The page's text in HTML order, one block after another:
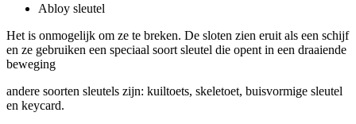
Abloy sleutel
Het is onmogelijk om ze te breken. De sloten zien eruit als een schijf
en ze gebruiken een speciaal soort sleutel die opent in een draaiende
beweging
andere soorten sleutels zijn: kuiltoets, skeletoet, buisvormige sleutel
en keycard.